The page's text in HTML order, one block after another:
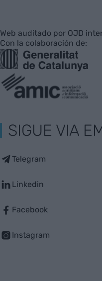
Web auditado por OJD
Con la colaboración de:
SIGUE VIA
Telegram
Linkedin
Facebook
Instagram